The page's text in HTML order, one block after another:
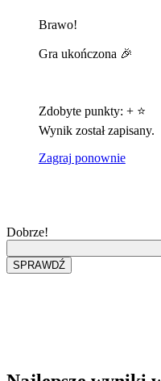
Brawo!
Gra ukończona 🎉
Zdobyte punkty: +⭐
Wynik został zapisany.
Zagraj ponownie
Dobrze!